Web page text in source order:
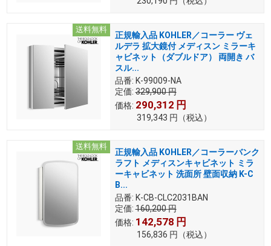
送料無料
正規輸入品 KOHLER／コーラー ヴェ
ルデラ 拡大鏡付 メディスン ミラーキ
ャビネット（ダブルドア） 両開き バ
スル...
品番: K-99009-NA
定価: 329,900円
価格: 290,312 円
319,343 円 （税込）
送料無料
正規輸入品 KOHLER／コーラーバンク
ラフト メディスンキャビネット ミラ
ーキャビネット 洗面所 壁面収納 K-C
B...
品番: K-CB-CLC2031BAN
定価: 160,200円
価格: 142,578 円
156,836 円 （税込）